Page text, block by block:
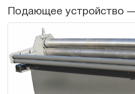
Подающее устройство